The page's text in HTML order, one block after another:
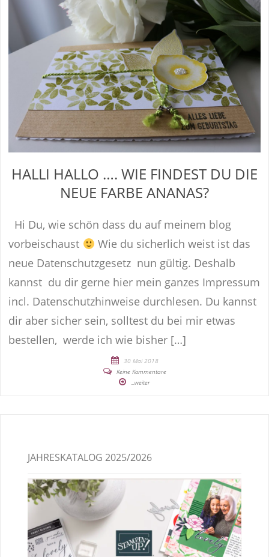
HALLI HALLO …. WIE FINDEST DU DIE
NEUE FARBE ANANAS?
Hi Du, wie schön dass du auf meinem blog
vorbeischaust
Wie du sicherlich weist ist das
neue Datenschutzgesetz nun gültig. Deshalb
kannst du dir gerne hier mein ganzes Impressum
incl. Datenschutzhinweise durchlesen. Du kannst
dir aber sicher sein, solltest du bei mir etwas
bestellen, werde ich wie bisher […]
30 Mai 2018
Keine Kommentare
...weiter
JAHRESKATALOG 2025/2026